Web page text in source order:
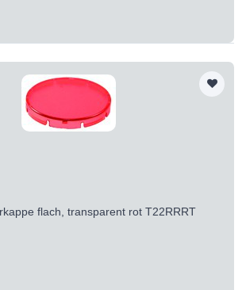
flach, transparent rot T22RRRT